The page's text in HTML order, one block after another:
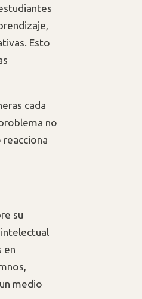
Esto
cada
no
reacciona
su
en
medio